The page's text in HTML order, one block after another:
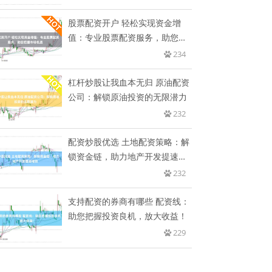
股票配资开户 轻松实现资金增
值：专业股票配资服务，助您把
234
杠杆炒股让我血本无归 原油配资
公司：解锁原油投资的无限潜力
232
配资炒股优选 土地配资策略：解
锁资金链，助力地产开发提速增
232
支持配资的券商有哪些 配资线：
助您把握投资良机，放大收益！
229